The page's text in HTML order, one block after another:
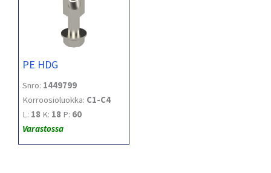
PE HDG
Snro: 1449799
Korroosioluokka: C1-C4
L: 18 K: 18 P: 60
Varastossa